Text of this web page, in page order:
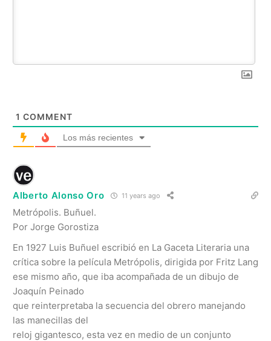
1 COMMENT
Los más recientes
Alberto Alonso Oro 11 years ago
Metrópolis. Buñuel.
Por Jorge Gorostiza
En 1927 Luis Buñuel escribió en La Gaceta Literaria una
crítica sobre la película Metrópolis, dirigida por Fritz Lang
ese mismo año, que iba acompañada de un dibujo de
Joaquín Peinado
que reinterpretaba la secuencia del obrero manejando
las manecillas del
reloj gigantesco, esta vez en medio de un conjunto